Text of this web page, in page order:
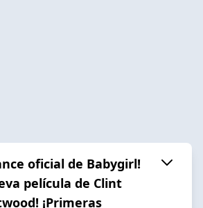
oficial de Babygirl!
película de Clint
¡Primeras